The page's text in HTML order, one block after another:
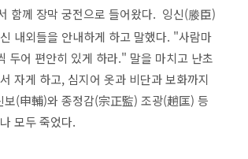
함께 장막 궁전으로 들어왔다. 잉신(媵臣)
내외들을 안내하게 하고 말했다. "사람마
두어 편안히 있게 하라." 말을 마치고 난초
자게 하고, 심지어 옷과 비단과 보화까지
(申輔)와 종정감(宗正監) 조광(趙匡) 등
모두 죽었다.